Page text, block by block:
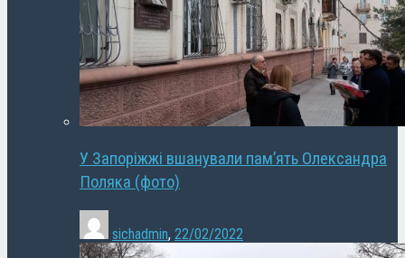
У Запоріжжі вшанували пам’ять Олександра
Поляка (фото)
sichadmin, 22/02/2022